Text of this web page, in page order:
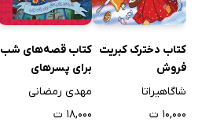
کتاب دخترک کبریت
فروش
شاگاهیراتا
۱۰,۰۰۰ ت
کتاب قصه‌های شب
برای پسر‌های
کوچولو
مهدی رمضانی
۱۸,۰۰۰ ت